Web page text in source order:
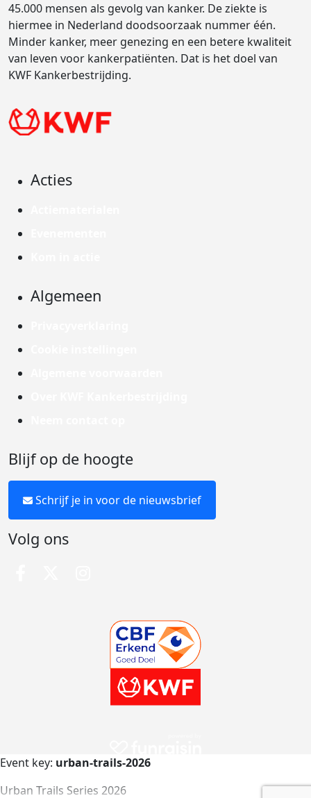
45.000 mensen als gevolg van kanker. De ziekte is
hiermee in Nederland doodsoorzaak nummer één.
Minder kanker, meer genezing en een betere kwaliteit
van leven voor kankerpatiënten. Dat is het doel van
KWF Kankerbestrijding.
Acties
Algemeen
Blijf op de hoogte
Schrijf je in voor de nieuwsbrief
Volg ons
Event key: urban-trails-2026
Urban Trails Series 2026